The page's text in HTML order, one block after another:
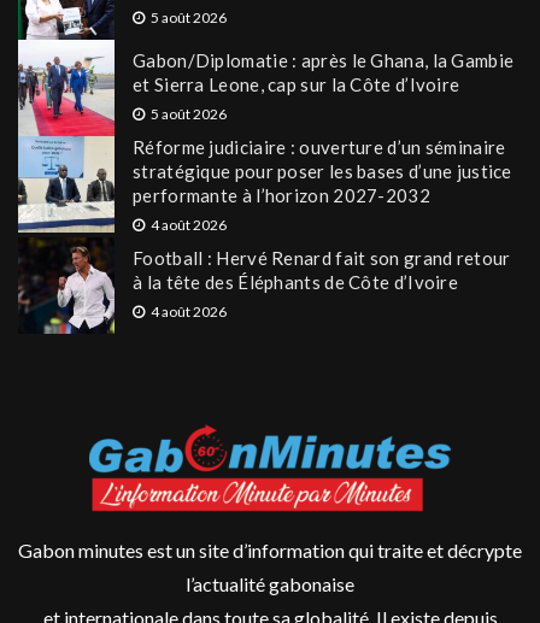
5 août 2026
Gabon/Diplomatie : après le Ghana, la Gambie
et Sierra Leone, cap sur la Côte d’Ivoire
5 août 2026
Réforme judiciaire : ouverture d’un séminaire
stratégique pour poser les bases d’une justice
performante à l’horizon 2027-2032
4 août 2026
Football : Hervé Renard fait son grand retour
à la tête des Éléphants de Côte d’Ivoire
4 août 2026
Gabon minutes est un site d’information qui traite et décrypte
l’actualité gabonaise
et internationale dans toute sa globalité. Il existe depuis